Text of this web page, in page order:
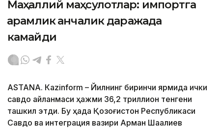
Маҳаллий маҳсулотлар: импортга
қарамлик қанчалик даражада
камайди
ASTANА. Кazinform – Йилнинг биринчи ярмида ички
савдо айланмаси ҳажми 36,2 триллион тенгени
ташкил этди. Бу ҳақда Қозоғистон Республикаси
Савдо ва интеграция вазири Арман Шаққалиев